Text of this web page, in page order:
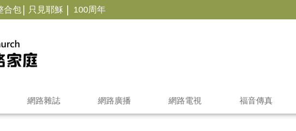
合包| 只見耶穌 | 100周年
網路雜誌 網路廣播 網路電視 福音傳真